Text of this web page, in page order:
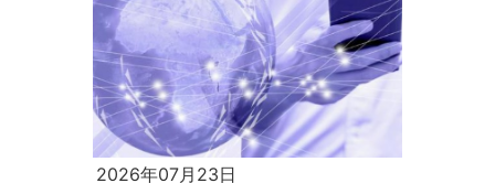
2026年07月23日